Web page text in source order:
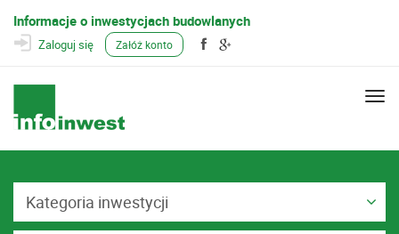
Informacje o inwestycjach budowlanych
Zaloguj się Załóż konto
Kategoria inwestycji